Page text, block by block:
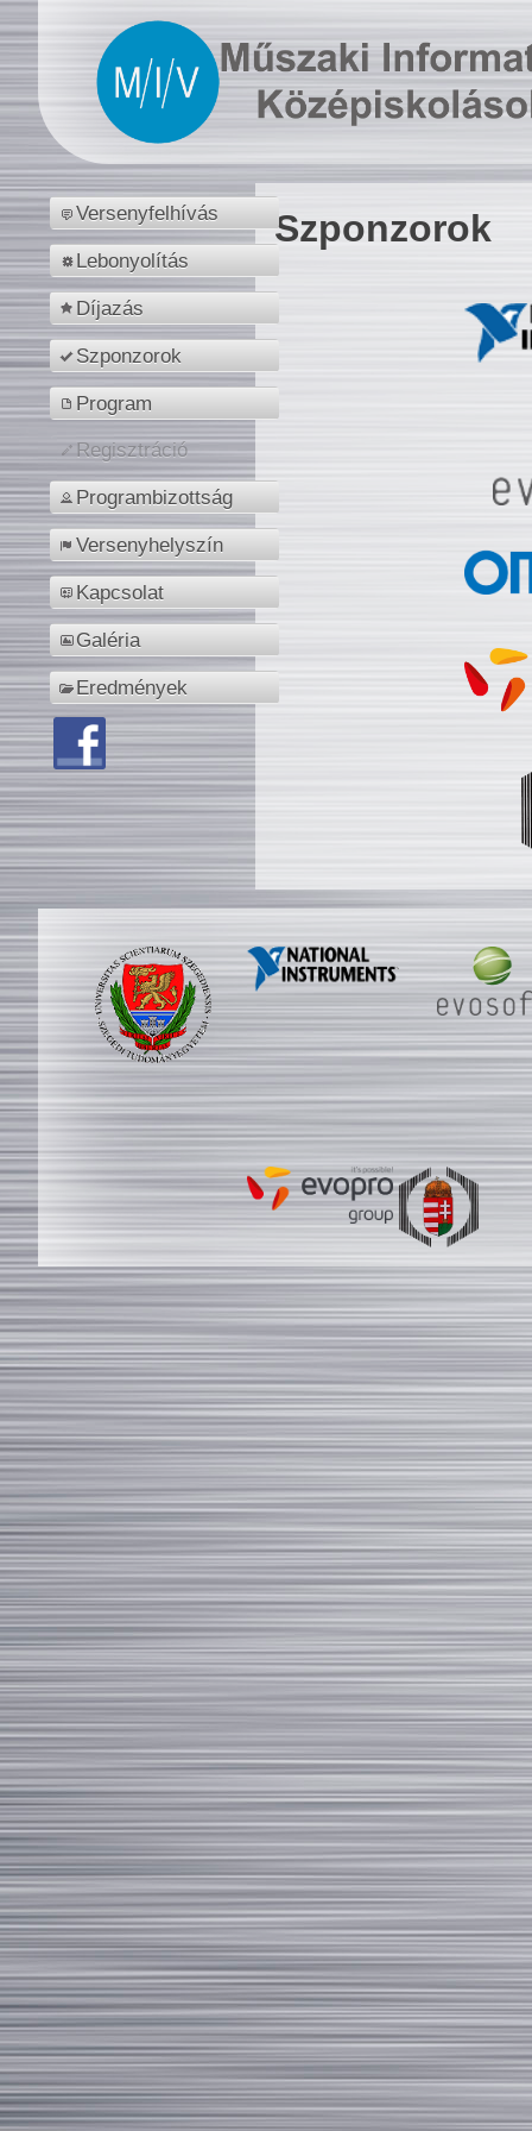
Versenyfelhívás
Lebonyolítás
Díjazás
Szponzorok
Program
Regisztráció
Programbizottság
Versenyhelyszín
Kapcsolat
Galéria
Eredmények
Szponzorok